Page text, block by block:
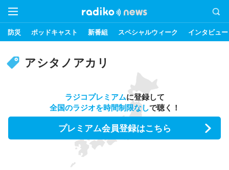
防災 ポッドキャスト 新番組 スペシャルウィーク インタビュー
アシタノアカリ
ラジコプレミアムに登録して
全国のラジオを時間制限なしで聴く！
プレミアム会員登録はこちら